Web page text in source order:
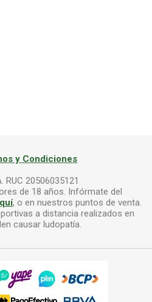
y Condiciones
RUC 20506035121
de 18 años. Infórmate del
, o en nuestros puntos de venta.
a distancia realizados en
causar ludopatía.